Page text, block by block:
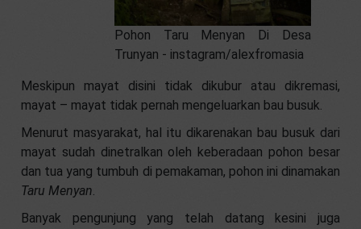
Pohon Taru Menyan Di Desa
Trunyan - instagram/alexfromasia
Meskipun mayat disini tidak dikubur atau dikremasi,
mayat – mayat tidak pernah mengeluarkan bau busuk.
Menurut masyarakat, hal itu dikarenakan bau busuk dari
mayat sudah dinetralkan oleh keberadaan pohon besar
dan tua yang tumbuh di pemakaman, pohon ini dinamakan
Taru Menyan.
Banyak pengunjung yang telah datang kesini juga